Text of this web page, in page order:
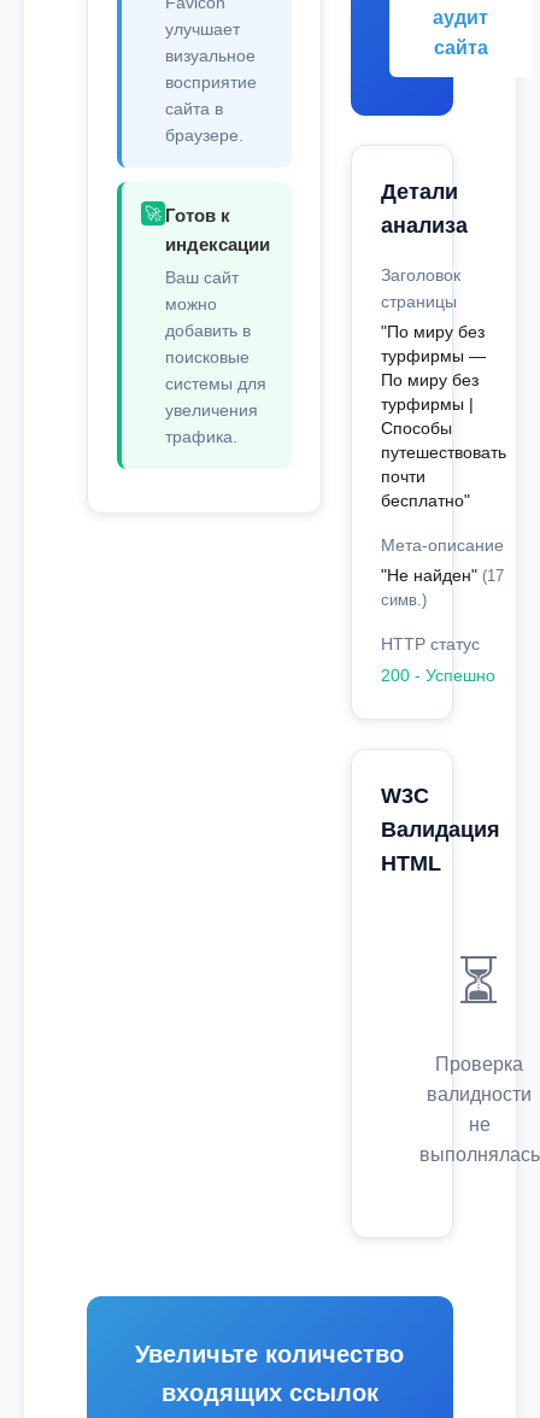
улучшает
визуальное
восприятие
сайта в
браузере.
🚀 Готов к
индексации
Ваш сайт
можно
добавить в
поисковые
системы для
увеличения
трафика.
аудит
сайта
Детали
анализа
Заголовок
страницы
"По миру без
турфирмы —
По миру без
турфирмы |
Способы
путешествовать
почти
бесплатно"
Мета-описание
"Не найден" (17
симв.)
HTTP статус
200 - Успешно
W3C
Валидация
HTML
⏳
Проверка
валидности
не
выполнялась
Увеличьте количество
входящих ссылок